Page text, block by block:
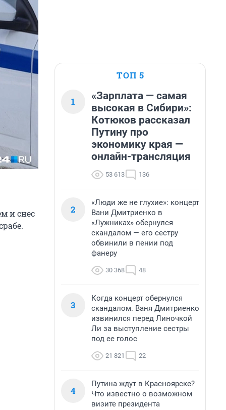
и снес
ТОП 5
1
«Зарплата — самая
высокая в Сибири»:
Котюков рассказал
Путину про
экономику края —
онлайн-трансляция
53 613 136
2
«Люди же не глухие»: концерт
Вани Дмитриенко в
«Лужниках» обернулся
скандалом — его сестру
обвинили в пении под
фанеру
30 368 48
3
Когда концерт обернулся
скандалом. Ваня Дмитриенко
извинился перед Линочкой
Ли за выступление сестры
под ее голос
21 821 22
4
Путина ждут в Красноярске?
Что известно о возможном
визите президента